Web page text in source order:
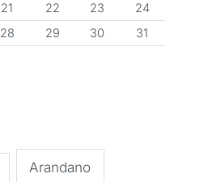
21 22 23
24
28 29 30 31
Arandano